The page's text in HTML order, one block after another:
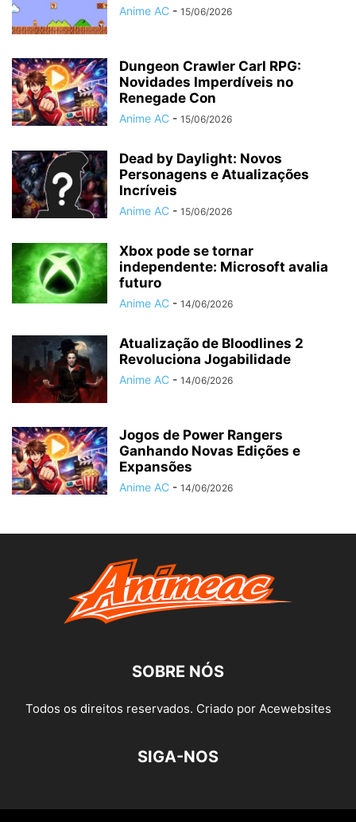
Anime AC - 15/06/2026
Dungeon Crawler Carl RPG:
Novidades Imperdíveis no
Renegade Con
Anime AC - 15/06/2026
Dead by Daylight: Novos
Personagens e Atualizações
Incríveis
Anime AC - 15/06/2026
Xbox pode se tornar
independente: Microsoft avalia
futuro
Anime AC - 14/06/2026
Atualização de Bloodlines 2
Revoluciona Jogabilidade
Anime AC - 14/06/2026
Jogos de Power Rangers
Ganhando Novas Edições e
Expansões
Anime AC - 14/06/2026
SOBRE NÓS
Todos os direitos reservados. Criado por Acewebsites
SIGA-NOS